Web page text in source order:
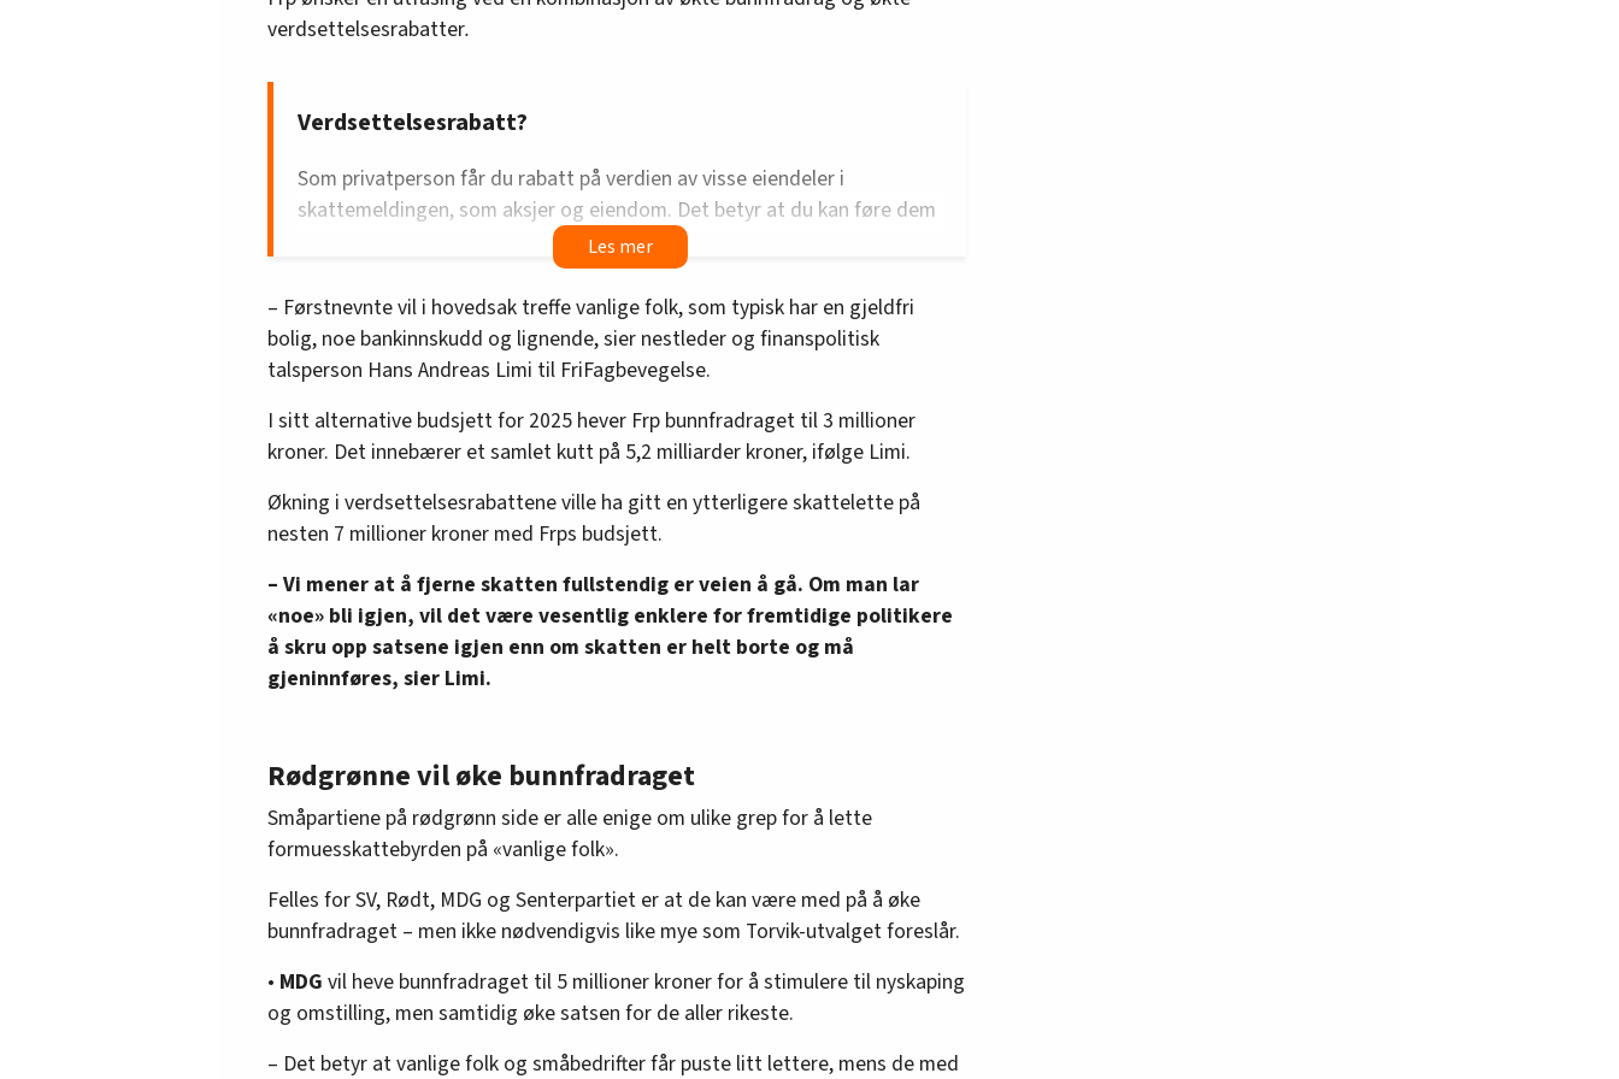
verdsettelsesrabatter.
Verdsettelsesrabatt?
Som privatperson får du rabatt på verdien av visse eiendeler i
skattemeldingen, som aksjer og eiendom. Det betyr at du kan føre dem
med lavere verdi enn markedspris.
– Førstnevnte vil i hovedsak treffe vanlige folk, som typisk har en gjeldfri
bolig, noe bankinnskudd og lignende, sier nestleder og finanspolitisk
talsperson Hans Andreas Limi til FriFagbevegelse.
I sitt alternative budsjett for 2025 hever Frp bunnfradraget til 3 millioner
kroner. Det innebærer et samlet kutt på 5,2 milliarder kroner, ifølge Limi.
Økning i verdsettelsesrabattene ville ha gitt en ytterligere skattelette på
nesten 7 millioner kroner med Frps budsjett.
– Vi mener at å fjerne skatten fullstendig er veien å gå. Om man lar
«noe» bli igjen, vil det være vesentlig enklere for fremtidige politikere
å skru opp satsene igjen enn om skatten er helt borte og må
gjeninnføres, sier Limi.
Rødgrønne vil øke bunnfradraget
Småpartiene på rødgrønn side er alle enige om ulike grep for å lette
formuesskattebyrden på «vanlige folk».
Felles for SV, Rødt, MDG og Senterpartiet er at de kan være med på å øke
bunnfradraget – men ikke nødvendigvis like mye som Torvik-utvalget foreslår.
• MDG vil heve bunnfradraget til 5 millioner kroner for å stimulere til nyskaping
og omstilling, men samtidig øke satsen for de aller rikeste.
– Det betyr at vanlige folk og småbedrifter får puste litt lettere, mens de med